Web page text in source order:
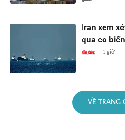
Iran xem
qua eo
1 giờ
VỀ TRANG